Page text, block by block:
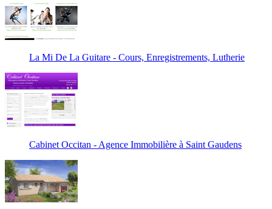
La Mi De La Guitare - Cours, Enregistrements, Lutherie
Cabinet Occitan - Agence Immobilière à Saint Gaudens